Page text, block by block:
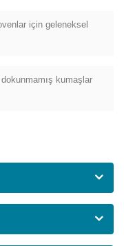
için geleneksel
kumaşlar